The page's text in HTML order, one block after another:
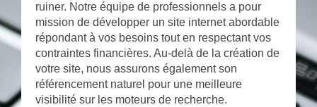
ruiner. Notre équipe de professionnels a pour
mission de développer un site internet abordable
répondant à vos besoins tout en respectant vos
contraintes financières. Au-delà de la création de
votre site, nous assurons également son
référencement naturel pour une meilleure
visibilité sur les moteurs de recherche.